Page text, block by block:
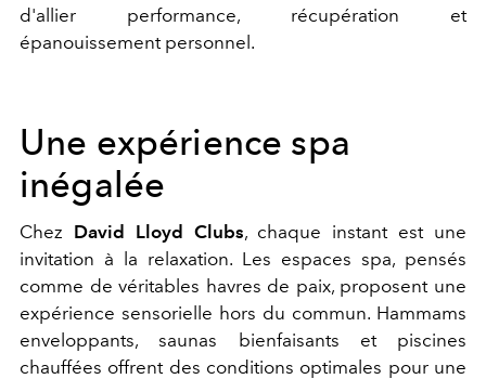
d'allier performance, récupération et
épanouissement personnel.
Une expérience spa
inégalée
Chez David Lloyd Clubs, chaque instant est une
invitation à la relaxation. Les espaces spa, pensés
comme de véritables havres de paix, proposent une
expérience sensorielle hors du commun. Hammams
enveloppants, saunas bienfaisants et piscines
chauffées offrent des conditions optimales pour une